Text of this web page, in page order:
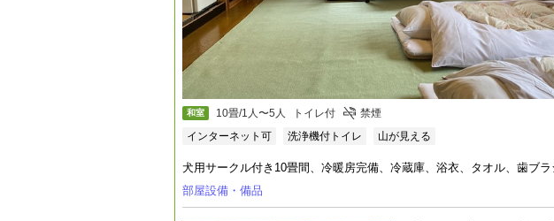
和室 10畳/1人〜5人 トイレ付
禁煙
インターネット可
洗浄機付トイレ 山が見える
犬用サークル付き10畳間、冷暖房完備、冷蔵庫、浴衣、タオル、歯ブ
部屋設備・備品